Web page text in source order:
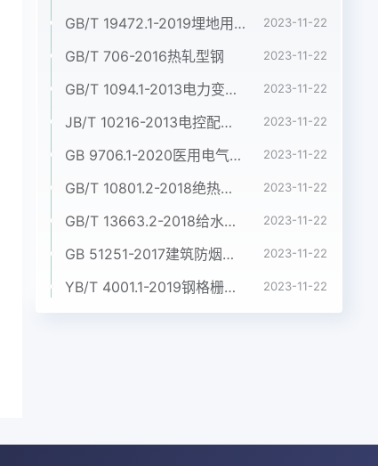
GB/T 19472.1-2019埋地用聚乙烯(PE)结构壁管道系统 第1部分:聚乙烯双壁波纹管材 2023-11-22
GB/T 706-2016热轧型钢 2023-11-22
GB/T 1094.1-2013电力变压器 第1部分:总则 2023-11-22
JB/T 10216-2013电控配电用电缆桥架 2023-11-22
GB 9706.1-2020医用电气设备 第1部分:基本安全和基本性能的通用要求 2023-11-22
GB/T 10801.2-2018绝热用挤塑聚苯乙烯泡沫塑料(XPS) 2023-11-22
GB/T 13663.2-2018给水用聚乙烯(PE)管道系统 第2部分:管材 2023-11-22
GB 51251-2017建筑防烟排烟系统技术标准 2023-11-22
YB/T 4001.1-2019钢格栅板及配套件 第1部分:钢格栅板 2023-11-22